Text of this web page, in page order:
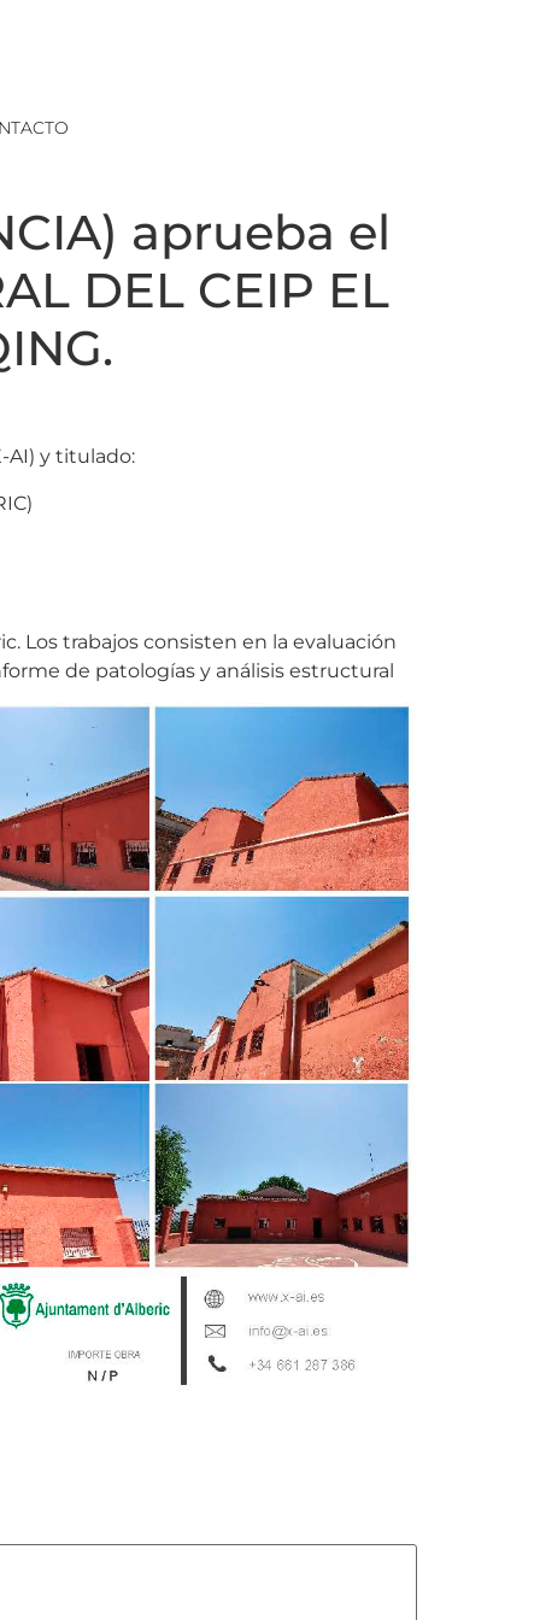
aprueba el
DEL CEIP EL
AI) y titulado:
Los trabajos consisten en la evaluación
de patologías y análisis estructural